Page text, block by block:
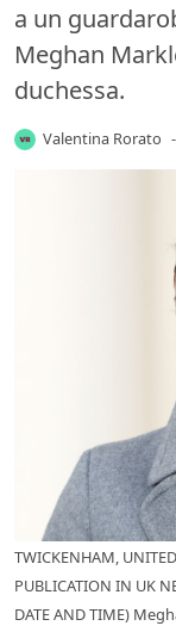
a un
Meghan
duchessa.
Valentina Rorato -
TWICKENHAM,
PUBLICATION IN UK
DATE AND TIME)